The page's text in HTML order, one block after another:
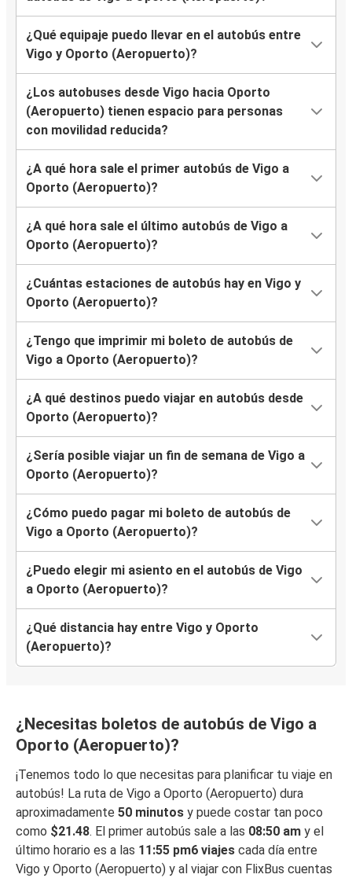
¿Qué equipaje puedo llevar en el autobús entre
Vigo y Oporto (Aeropuerto)?
¿Los autobuses desde Vigo hacia Oporto
(Aeropuerto) tienen espacio para personas
con movilidad reducida?
¿A qué hora sale el primer autobús de Vigo a
Oporto (Aeropuerto)?
¿A qué hora sale el último autobús de Vigo a
Oporto (Aeropuerto)?
¿Cuántas estaciones de autobús hay en Vigo y
Oporto (Aeropuerto)?
¿Tengo que imprimir mi boleto de autobús de
Vigo a Oporto (Aeropuerto)?
¿A qué destinos puedo viajar en autobús desde
Oporto (Aeropuerto)?
¿Sería posible viajar un fin de semana de Vigo a
Oporto (Aeropuerto)?
¿Cómo puedo pagar mi boleto de autobús de
Vigo a Oporto (Aeropuerto)?
¿Puedo elegir mi asiento en el autobús de Vigo
a Oporto (Aeropuerto)?
¿Qué distancia hay entre Vigo y Oporto
(Aeropuerto)?
¿Necesitas boletos de autobús de Vigo a
Oporto (Aeropuerto)?
¡Tenemos todo lo que necesitas para planificar tu viaje en
autobús! La ruta de Vigo a Oporto (Aeropuerto) dura
aproximadamente 50 minutos y puede costar tan poco
como $21.48. El primer autobús sale a las 08:50 am y el
último horario es a las 11:55 pm6 viajes cada día entre
Vigo y Oporto (Aeropuerto) y al viajar con FlixBus cuentas